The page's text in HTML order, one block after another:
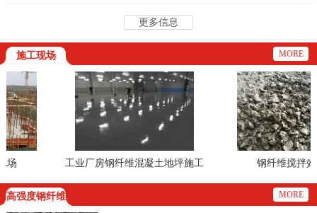
更多信息
施工现场 MORE
工业厂房钢纤维混凝土地坪施工
钢纤维搅拌效果
高强度钢纤维 MORE